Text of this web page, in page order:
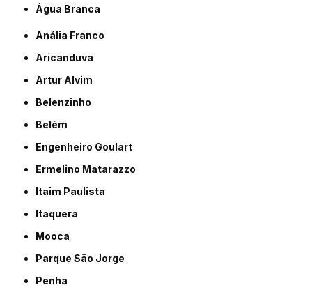
Água Branca
Anália Franco
Aricanduva
Artur Alvim
Belenzinho
Belém
Engenheiro Goulart
Ermelino Matarazzo
Itaim Paulista
Itaquera
Mooca
Parque São Jorge
Penha